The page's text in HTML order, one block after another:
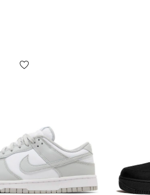
Правильно подобрать размер
существенную погрешность. Вне
возраста, объема, подъёма ноги
первую очередь опираться нужно
и подросткам, при
меньше, чем 40, а женщинам